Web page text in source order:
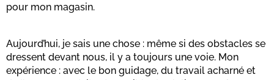
pour mon magasin.
Aujourd’hui, je sais une chose : même si des obstacles se
dressent devant nous, il y a toujours une voie. Mon
expérience : avec le bon guidage, du travail acharné et